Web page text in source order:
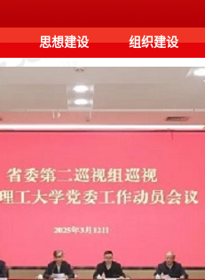
思想建设 组织建设